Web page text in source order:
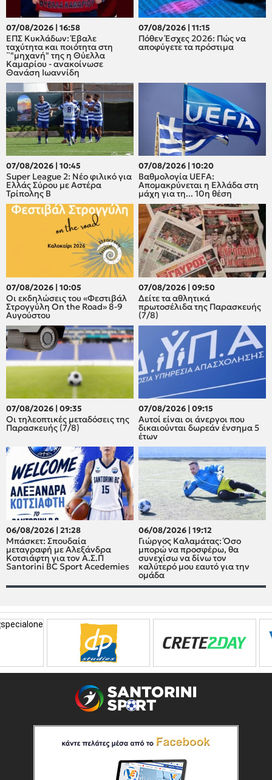
07/08/2026 | 16:58
ΕΠΣ Κυκλάδων: Έβαλε
ταχύτητα και ποιότητα στη
¨"μηχανή" της η Θύελλα
Καμαρίου - ανακοίνωσε
Θανάση Ιωαννίδη
07/08/2026 | 11:15
Πόθεν Έσχες 2026: Πώς να
αποφύγετε τα πρόστιμα
07/08/2026 | 10:45
Super League 2: Νέο φιλικό για
Ελλάς Σύρου με Αστέρα
Τρίπολης Β
07/08/2026 | 10:20
Βαθμολογία UEFA:
Απομακρύνεται η Ελλάδα στη
μάχη για τη... 10η θέση
07/08/2026 | 10:05
Οι εκδηλώσεις του «Φεστιβάλ
Στρογγύλη On the Road» 8-9
Αυγούστου
07/08/2026 | 09:50
Δείτε τα αθλητικά
πρωτοσέλιδα της Παρασκευής
(7/8)
07/08/2026 | 09:35
Οι τηλεοπτικές μεταδόσεις της
Παρασκευής (7/8)
07/08/2026 | 09:15
Αυτοί είναι οι άνεργοι που
δικαιούνται δωρεάν ένσημα 5
έτων
06/08/2026 | 21:28
Μπάσκετ: Σπουδαία
μεταγραφή με Αλεξάνδρα
Κοτσιάφτη για τον A.Σ.Π
Santorini BC Sport Acedemies
06/08/2026 | 19:12
Γιώργος Καλαμάτας: Όσο
μπορώ να προσφέρω, θα
συνεχίσω να δίνω τον
καλύτερό μου εαυτό για την
ομάδα